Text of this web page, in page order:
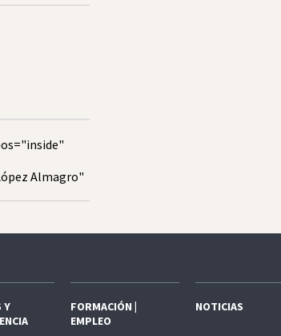
Almagro"
Y
FORMACIÓN |
EMPLEO
NOTICIAS